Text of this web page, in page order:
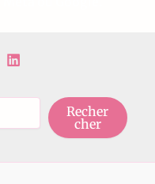
Recher
cher